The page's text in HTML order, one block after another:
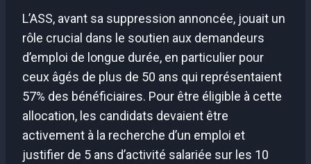
L’ASS, avant sa suppression annoncée, jouait un
rôle crucial dans le soutien aux demandeurs
d’emploi de longue durée, en particulier pour
ceux âgés de plus de 50 ans qui représentaient
57% des bénéficiaires. Pour être éligible à cette
allocation, les candidats devaient être
activement à la recherche d’un emploi et
justifier de 5 ans d’activité salariée sur les 10